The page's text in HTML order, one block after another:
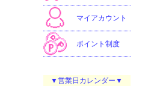
マイアカウント
ポイント制度
▼営業日カレンダー▼